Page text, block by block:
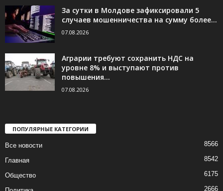
За сутки в Молдове зафиксировали 5
случаев мошенничества на сумму более...
07.08.2026
Аграрии требуют сохранить НДС на
уровне 8% и выступают против
повышения...
07.08.2026
ПОПУЛЯРНЫЕ КАТЕГОРИИ
Все новости 8566
Главная 8542
Общество 6175
2666